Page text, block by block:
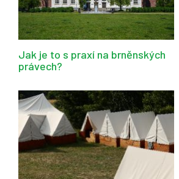
Jak je to s praxí na brněnských
právech?